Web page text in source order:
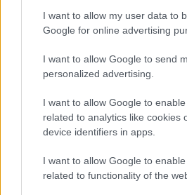
I want to allow my user data to
Google for online advertising
I want to allow Google to send
personalized advertising.
I want to allow Google to
related to analytics like cookies
device identifiers in apps.
I want to allow Google to
related to functionality of the